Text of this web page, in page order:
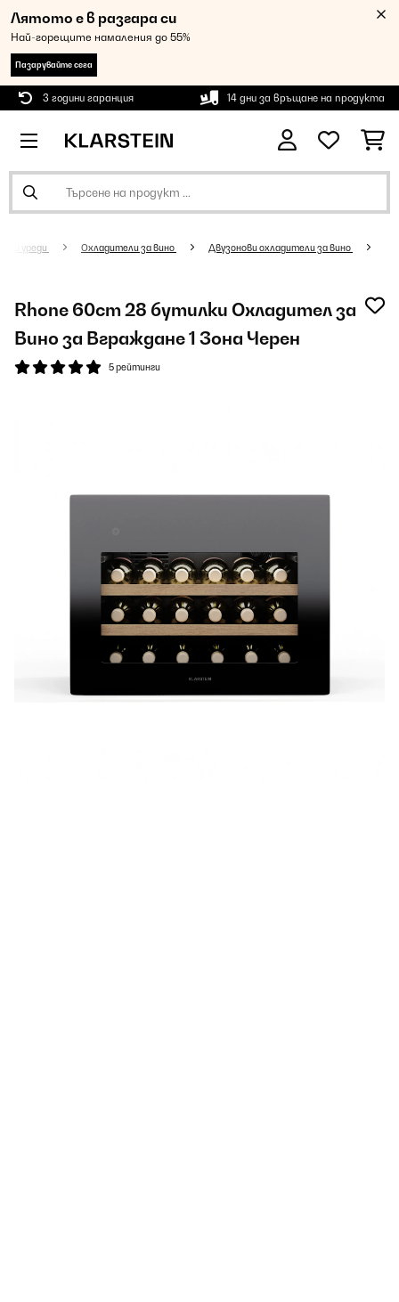
Лятото е в разгара си
Най-горещите намаления до 55%
Пазарувайте сега
3 години гаранция 14 дни за връщане на продукта
уреди Oхладители за вино Двузонови охладители за вино
Rhone 60cm 28 бутилки Охладител за
Вино за Вграждане 1 Зона Черен
5 рейтинги